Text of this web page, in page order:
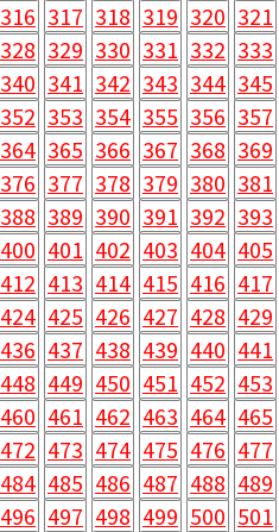
316 317 318 319 320 321
328 329 330 331 332 333
340 341 342 343 344 345
352 353 354 355 356 357
364 365 366 367 368 369
376 377 378 379 380 381
388 389 390 391 392 393
400 401 402 403 404 405
412 413 414 415 416 417
424 425 426 427 428 429
436 437 438 439 440 441
448 449 450 451 452 453
460 461 462 463 464 465
472 473 474 475 476 477
484 485 486 487 488 489
496 497 498 499 500 501